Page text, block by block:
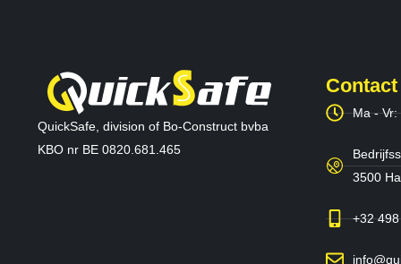
QuickSafe, division of Bo-Construct bvba
KBO nr BE 0820.681.465
Ma -
3500
+32